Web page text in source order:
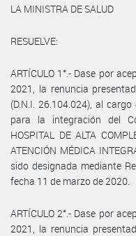
LA MINISTRA DE SALUD
RESUELVE:
ARTÍCULO 1°.- Dase por
2021, la renuncia
(D.N.I. 26.104.024), al
para la integración del
HOSPITAL DE ALTA
ATENCIÓN MÉDICA
sido designada mediante
fecha 11 de marzo de 2020.
ARTÍCULO 2°.- Dase por
2021, la renuncia